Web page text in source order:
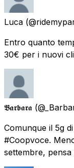
Luca
Entro quanto
30€ per i nuovi
𝕭𝖆𝖗𝖇𝖆𝖗𝖆
Comunque il 5g
#Coopvoce.
settembre,